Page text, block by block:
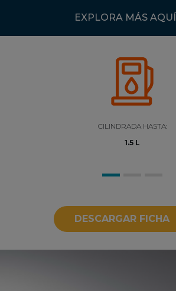
EXPLORA MÁS AQUÍ
RESERVAR
COTIZAR
EXTERIOR
INTERIOR
CILINDRADA HASTA:
1.5 L
DESCARGAR FICHA